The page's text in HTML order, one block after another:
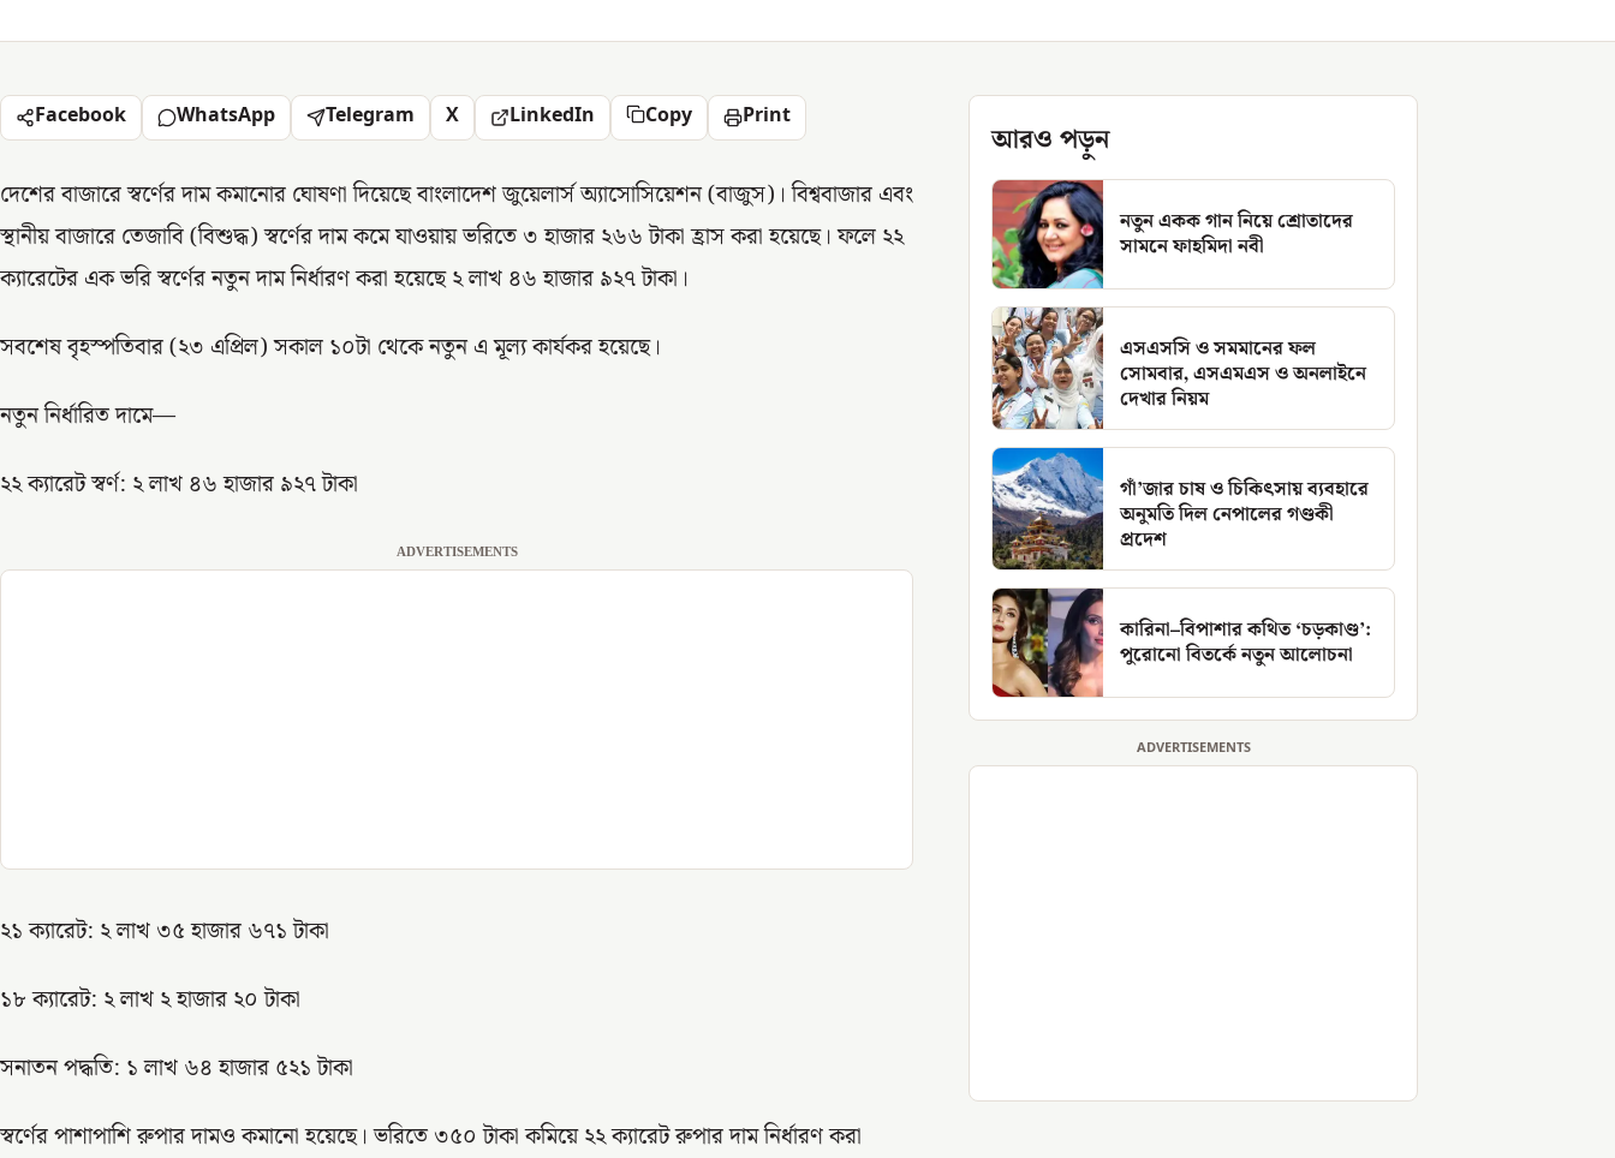
Facebook WhatsApp Telegram X LinkedIn Copy Print
দেশের বাজারে স্বর্ণের দাম কমানোর ঘোষণা দিয়েছে বাংলাদেশ জুয়েলার্স অ্যাসোসিয়েশন (বাজুস)। বিশ্ববাজার এবং
স্থানীয় বাজারে তেজাবি (বিশুদ্ধ) স্বর্ণের দাম কমে যাওয়ায় ভরিতে ৩ হাজার ২৬৬ টাকা হ্রাস করা হয়েছে। ফলে ২২
ক্যারেটের এক ভরি স্বর্ণের নতুন দাম নির্ধারণ করা হয়েছে ২ লাখ ৪৬ হাজার ৯২৭ টাকা।
সবশেষ বৃহস্পতিবার (২৩ এপ্রিল) সকাল ১০টা থেকে নতুন এ মূল্য কার্যকর হয়েছে।
নতুন নির্ধারিত দামে—
২২ ক্যারেট স্বর্ণ: ২ লাখ ৪৬ হাজার ৯২৭ টাকা
ADVERTISEMENTS
২১ ক্যারেট: ২ লাখ ৩৫ হাজার ৬৭১ টাকা
১৮ ক্যারেট: ২ লাখ ২ হাজার ২০ টাকা
সনাতন পদ্ধতি: ১ লাখ ৬৪ হাজার ৫২১ টাকা
স্বর্ণের পাশাপাশি রুপার দামও কমানো হয়েছে। ভরিতে ৩৫০ টাকা কমিয়ে ২২ ক্যারেট রুপার দাম নির্ধারণ করা
আরও পড়ুন
নতুন একক গান নিয়ে শ্রোতাদের
সামনে ফাহমিদা নবী
এসএসসি ও সমমানের ফল
সোমবার, এসএমএস ও অনলাইনে
দেখার নিয়ম
গাঁ’জার চাষ ও চিকিৎসায় ব্যবহারে
অনুমতি দিল নেপালের গণ্ডকী
প্রদেশ
কারিনা–বিপাশার কথিত ‘চড়কাণ্ড’:
পুরোনো বিতর্কে নতুন আলোচনা
ADVERTISEMENTS